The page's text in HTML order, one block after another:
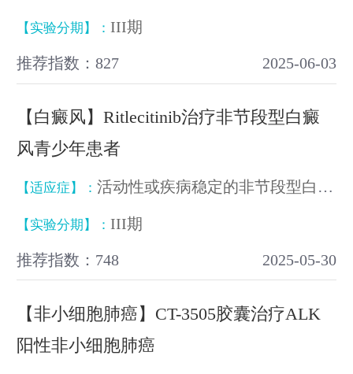
【实验分期】： III期
推荐指数：827 2025-06-03
【白癜风】Ritlecitinib治疗非节段型白癜
风青少年患者
【适应症】： 活动性或疾病稳定的非节段型白癜风
【实验分期】： III期
推荐指数：748 2025-05-30
【非小细胞肺癌】CT-3505胶囊治疗ALK
阳性非小细胞肺癌